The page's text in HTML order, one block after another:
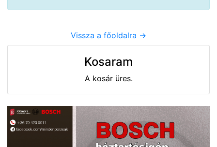
Vissza a főoldalra ->
Kosaram
A kosár üres.